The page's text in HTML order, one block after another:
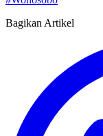
Bagikan Artikel